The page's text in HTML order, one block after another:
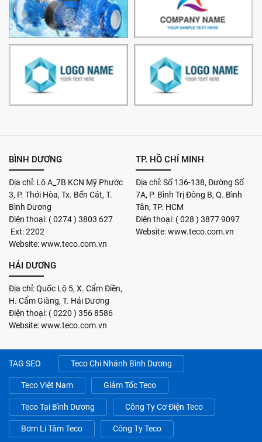
BÌNH DƯƠNG
Địa chỉ: Lô A_7B KCN Mỹ Phước
3, P. Thới Hòa, Tx. Bến Cát, T.
Bình Dương
Điện thoại: ( 0274 ) 3803 627
Ext: 2202
Website: www.teco.com.vn
TP. HỒ CHÍ MINH
Địa chỉ: Số 136-138, Đường Số
7A, P. Bình Trị Đông B, Q. Bình
Tân, TP. HCM
Điện thoại: ( 028 ) 3877 9097
Website: www.teco.com.vn
HẢI DƯƠNG
Địa chỉ: Quốc Lộ 5, X. Cẩm Điền,
H. Cẩm Giàng, T. Hải Dương
Điện thoại: ( 0220 ) 356 8586
Website: www.teco.com.vn
TAG SEO Teco Chi Nhánh Bình Dương
Teco Việt Nam Giảm Tốc Teco
Teco Tại Bình Dương Công Ty Cơ Điện Teco
Bơm Li Tâm Teco Công Ty Teco